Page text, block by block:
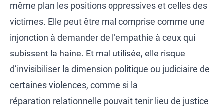
même plan les positions oppressives et celles des
victimes. Elle peut être mal comprise comme une
injonction à demander de l’empathie à ceux qui
subissent la haine. Et mal utilisée, elle risque
d’invisibiliser la dimension politique ou judiciaire de
certaines violences, comme si la
réparation relationnelle pouvait tenir lieu de justice